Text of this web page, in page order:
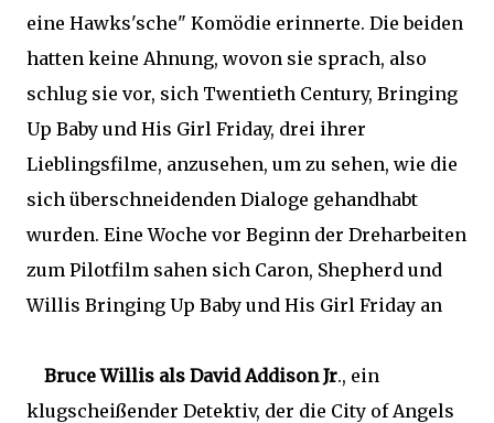
eine Hawks'sche" Komödie erinnerte. Die beiden
hatten keine Ahnung, wovon sie sprach, also
schlug sie vor, sich Twentieth Century, Bringing
Up Baby und His Girl Friday, drei ihrer
Lieblingsfilme, anzusehen, um zu sehen, wie die
sich überschneidenden Dialoge gehandhabt
wurden. Eine Woche vor Beginn der Dreharbeiten
zum Pilotfilm sahen sich Caron, Shepherd und
Willis Bringing Up Baby und His Girl Friday an
Bruce Willis als David Addison Jr., ein
klugscheißender Detektiv, der die City of Angels